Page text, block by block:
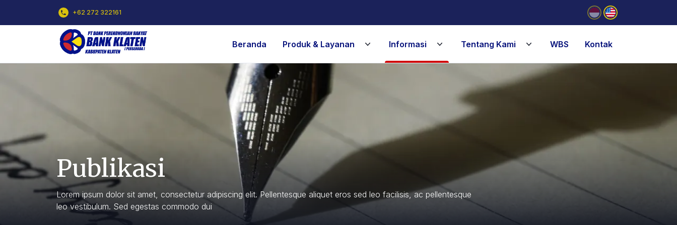
+62 272 322161
Beranda Produk & Layanan Informasi Tentang Kami WBS Kontak
Publikasi
Lorem ipsum dolor sit amet, consectetur adipiscing elit. Pellentesque aliquet eros sed leo facilisis, ac pellentesque
leo vestibulum. Sed egestas commodo dui